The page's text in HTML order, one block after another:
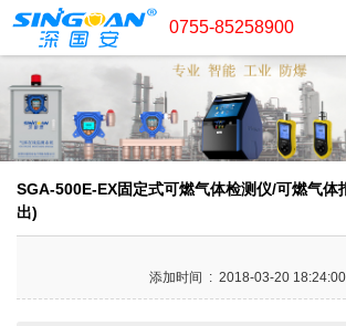
0755-85258900
SGA-500E-EX固定式可燃气体检测仪/可燃气体
出)
添加时间 : 2018-03-20 18:24:00